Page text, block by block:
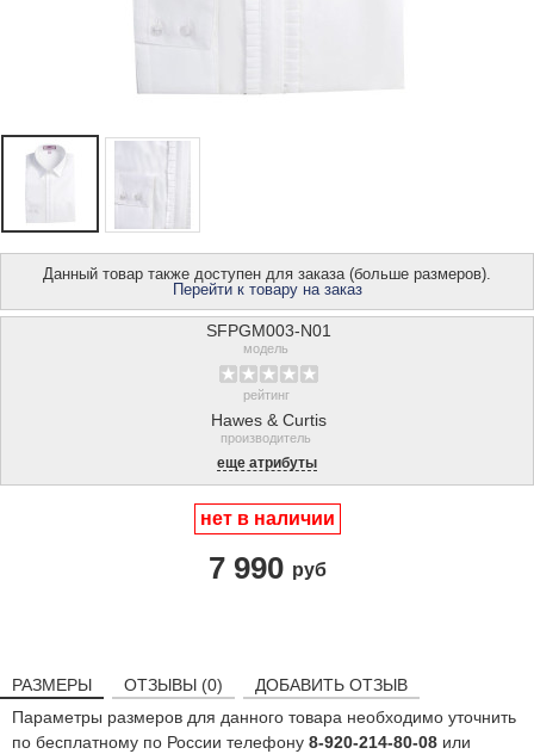
Данный товар также доступен для заказа (больше размеров).
Перейти к товару на заказ
SFPGM003-N01
модель
рейтинг
Hawes & Curtis
производитель
еще атрибуты
нет в наличии
7 990 руб
РАЗМЕРЫ ОТЗЫВЫ (0)
ДОБАВИТЬ ОТЗЫВ
Параметры размеров для данного товара необходимо уточнить
по бесплатному по России телефону 8-920-214-80-08 или